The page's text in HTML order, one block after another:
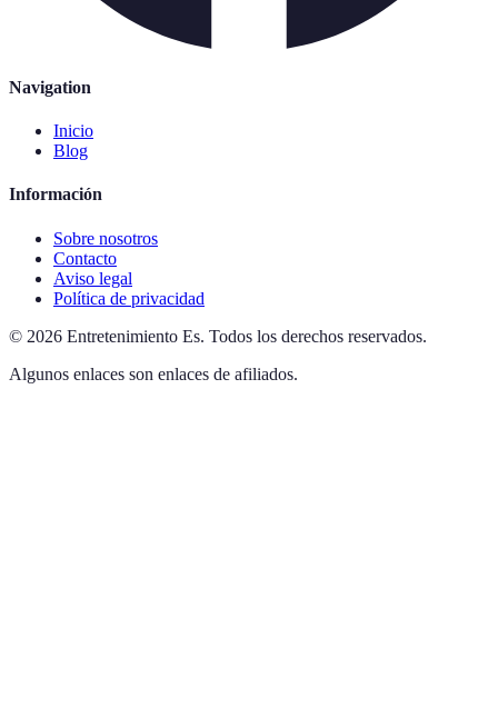
Navigation
Inicio
Blog
Información
Sobre nosotros
Contacto
Aviso legal
Política de privacidad
© 2026 Entretenimiento Es. Todos los derechos reservados.
Algunos enlaces son enlaces de afiliados.